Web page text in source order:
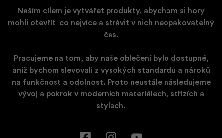
Naším cílem je vytvářet produkty, abychom si hory
mohli otevřít
co nejvíce a strávit v nich neopakovatelný
čas.
Pracujeme na tom, aby naše oblečení bylo dostupné,
aniž bychom slevovali z vysokých standardů a nároků
na funkčnost a odolnost. Proto neustále následujeme
vývoj a pokrok v moderních materiálech, střizích a
stylech.